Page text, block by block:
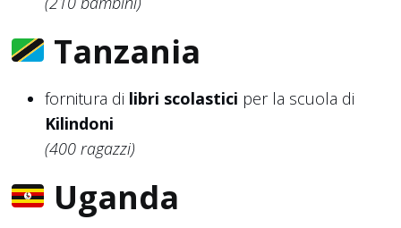
Tanzania
fornitura di libri scolastici per la scuola di
Kilindoni
(400 ragazzi)
Uganda